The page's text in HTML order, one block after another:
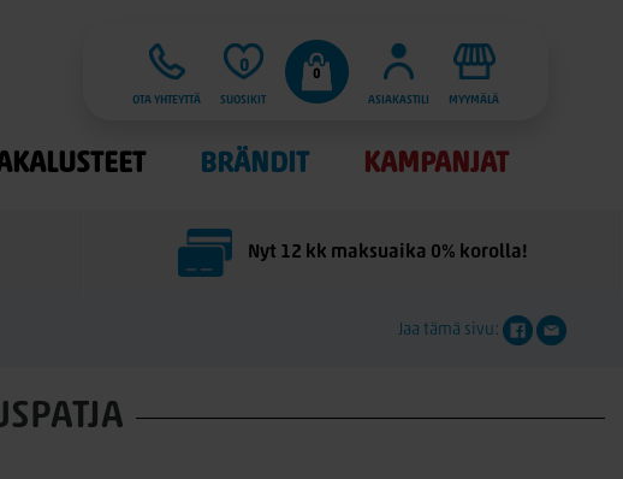
OTA YHTEYTTÄ
0
SUOSIKIT
0
ASIAKASTILI
MYYMÄLÄ
BRÄNDIT KAMPANJAT
Nyt 12 kk maksuaika 0% korolla!
Jaa tämä sivu: